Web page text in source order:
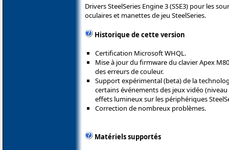
Drivers SteelSeries Engine 3 (SSE3) pour les
oculaires et manettes de jeu SteelSeries.
Historique de cette version
Certification Microsoft WHQL.
Mise à jour du firmware du clavier Apex
des erreurs de couleur.
Support expérimental (beta) de la
certains événements des jeux vidéo
effets lumineux sur les périphériques
Correction de nombreux problèmes.
Matériels supportés